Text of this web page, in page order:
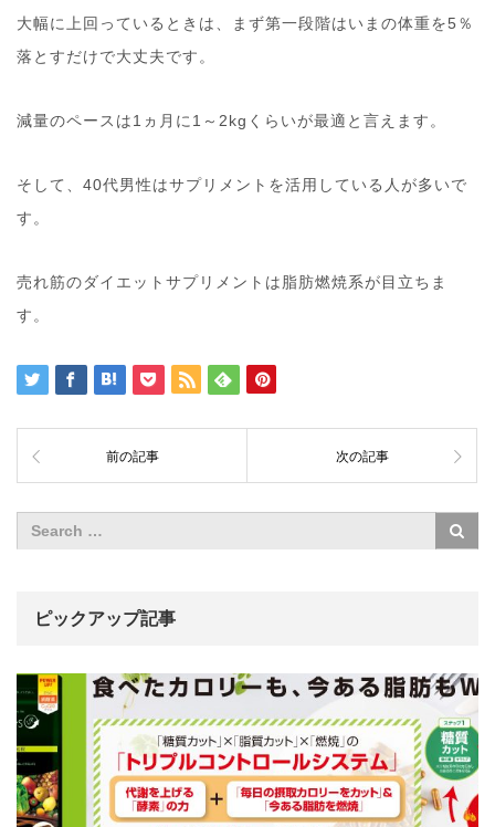
大幅に上回っているときは、まず第一段階はいまの体重を5％
落とすだけで大丈夫です。
減量のペースは1ヵ月に1～2kgくらいが最適と言えます。
そして、40代男性はサプリメントを活用している人が多いで
す。
売れ筋のダイエットサプリメントは脂肪燃焼系が目立ちま
す。
前の記事 次の記事
ピックアップ記事